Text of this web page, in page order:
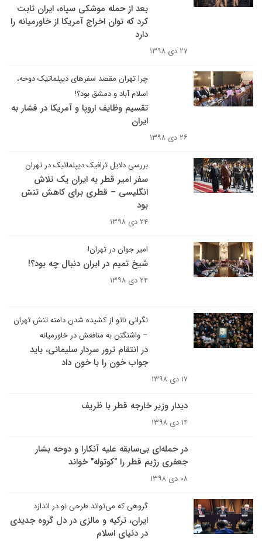
بعد از حمله موشکی سپاه، ایران ثابت
کرد که توان اخراج آمریکا از خاورمیانه را
دارد
۲۷ دی ۱۳۹۸
چرا تهران مقصد سفرهای دیپلماتیک دوحه،
اسلام آباد و دمشق بود؟!
تقسیم وظایف اروپا و آمریکا در فشار به
ایران
۲۶ دی ۱۳۹۸
بررسی دلایل ترافیک دیپلماتیک در تهران
سفر امیر قطر به ایران یک تلاش
انگلیسی – قطری برای کاهش تنش
بود
۲۴ دی ۱۳۹۸
امیر جوان در تهران!
شیخ تمیم در ایران دنبال چه بود؟!
۲۴ دی ۱۳۹۸
نگرانی ناتو از کشیده شدن دامنه تنش تهران
– واشنگتن به منافعش در خاورمیانه
در انتقام ترور سردار سلیمانی، باید
جواب خون را با خون داد
۱۷ دی ۱۳۹۸
دیدار وزیر خارجه قطر با ظریف
۱۴ دی ۱۳۹۸
در حمله‌ای بی‌سابقه علیه آنکارا و دوحه بشار
جعفری رژیم قطر را "کوتوله" خواند
۰۸ دی ۱۳۹۸
گروهی که می‌تواند طرحی نو در اندازد
ایران، ترکیه و مالزی در دل گروه جدیدی
در دنیای اسلام